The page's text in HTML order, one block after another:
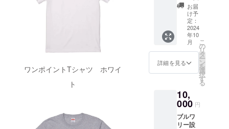
ワンポイントTシャツ ホワイ
ト
テッ
カー
(2024年
10月頃)
商品サ
イズ：
5cm×5
cm ・ロ
バー 1
個
(2024年
10月頃)
商品サ
ントム
ブルワ
リー当
初から
作って
きたラ
イIPAの
ローゲ
ンフン
ト。 今
別に刺
繍でワ
ンポイ
ントT
シャツ
お届
け予
定：
2024
年10
月
詳細を見る
こ
の
リ
タ
ー
ン
を
選
択
す
る
10,
000 円
ブルワ
リー設